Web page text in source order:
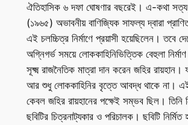
ঐতিহাসিক ৬ দফা ঘোষণার বছরেই। এ-কথা
(১৯৬৫) অভাবনীয় বাণিজ্যিক সাফল্য দ্বারা
এই চলচ্চিত্র নির্মাণে প্রয়াসী হয়েছিলেন। তবে
অগ্নিগর্ভ সময়ে লোককাহিনিভিত্তিক বেহুলা
সূক্ষ্ম রাজনৈতিক মাত্রা দান করেন জহির রায়হান।
আর শুধু লোককাহিনির বৃত্তে আবদ্ধ থাকে না।
কেবল জহির রায়হানের পক্ষেই সম্ভব ছিল। তিনি
ছবিটির চিত্রনাট্যকার ও পরিচালক। ছবিটি নির্মিত